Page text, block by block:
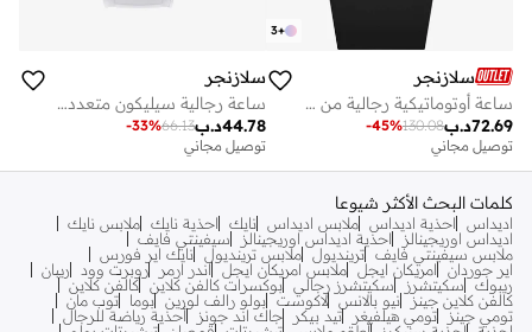
+
3
سلازنجر
ساعة أوتوماتيكية رجالية من السيليكون .... - مم
د.ب72.69
130.08
-45%
توصيل مجاني
سلازنجر
ساعة رجالية سيليكون متعددة الوظائف
د.ب44.78
66.13
-33%
توصيل مجاني
كلمات البحث الأكثر شيوعا
اديداس احذية اديداس ملابس اديداس نايك احذية نايك ملابس نايك
اديداس اوريجينالز
احذية اديداس اوريجينالز
سيفينتي فايف
ملابس سيفينتي فايف ترينديول ملابس ترينديول نايك اير فورس
اير جوردان
امريكان ايجل ملابس امريكان ايجل اندر ارمر روبرت وود
ريبان
ريبوك
سكيتشرز سكيتشرز رجالي بوكسرات كالفن كلاين كالفن كلاين
كالفن كلاين جينز نيو بالانس لاكوست بولو رالف لورين بوما
توب مان
تومي جينز تومي هيلفيغر تيد بيكر جاك اند جونز
أحذية رياضة للرجال